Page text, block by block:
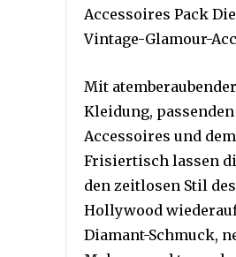
Accessoires Pack
Vintage-Glamour-
Mit
Kleidung, passenden
Accessoires und
Frisiertisch lassen
den zeitlosen Stil
Hollywood
Diamant-Schmuck,